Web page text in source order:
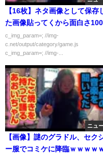
【16枚】ネタ画像として保存
た画像貼ってくから面白さ
満点で評価してけ
c_img_param=; //img-
c.net/output/category/game.js
c_img_param=; //img-...
ニュ
【画像】謎のグラドル、セク
ー服でコミケに降臨ｗｗｗｗ